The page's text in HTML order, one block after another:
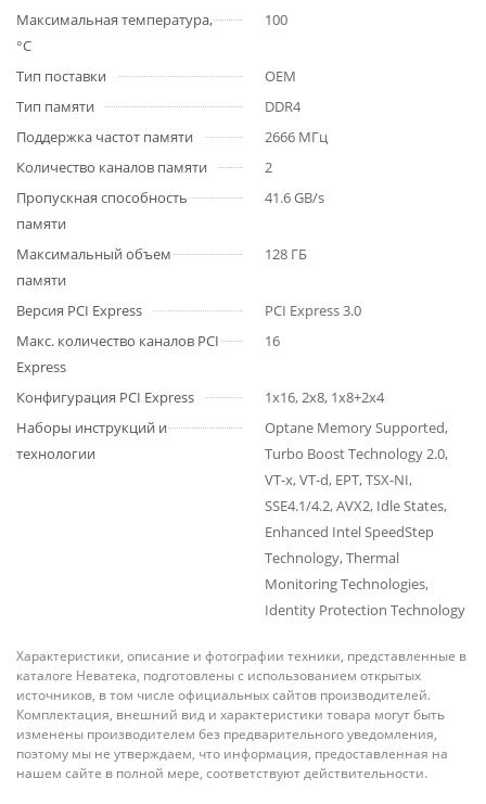
Максимальная температура,
°С
100
Тип поставки
OEM
Тип памяти
DDR4
Поддержка частот памяти
2666 МГц
Количество каналов памяти
2
Пропускная способность
памяти
41.6 GB/s
Максимальный объем
памяти
128 ГБ
Версия PCI Express
PCI Express 3.0
Макс. количество каналов PCI
Express
16
Конфигурация PCI Express
1x16, 2x8, 1x8+2x4
Наборы инструкций и
технологии
Optane Memory Supported,
Turbo Boost Technology 2.0,
VT-x, VT-d, EPT, TSX-NI,
SSE4.1/4.2, AVX2, Idle States,
Enhanced Intel SpeedStep
Technology, Thermal
Monitoring Technologies,
Identity Protection Technology
Характеристики, описание и фотографии техники, представленные в
каталоге Неватека, подготовлены с использованием открытых
источников, в том числе официальных сайтов производителей.
Комплектация, внешний вид и характеристики товара могут быть
изменены производителем без предварительного уведомления,
поэтому мы не утверждаем, что информация, предоставленная на
нашем сайте в полной мере, соответствуют действительности.